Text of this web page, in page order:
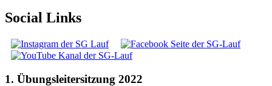
Social Links
1. Übungsleitersitzung 2022